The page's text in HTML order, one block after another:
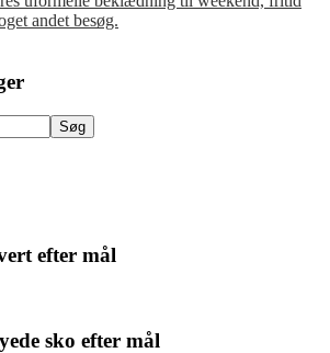
andet besøg.
efter mål
sko efter mål